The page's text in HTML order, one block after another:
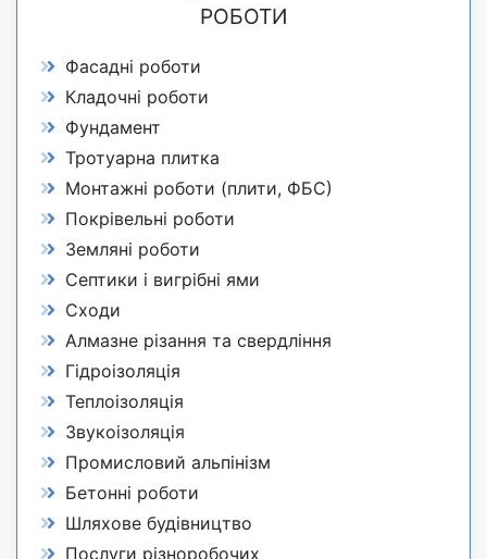
РОБОТИ
Фасадні роботи
Кладочні роботи
Фундамент
Тротуарна плитка
Монтажні роботи (плити, ФБС)
Покрівельні роботи
Земляні роботи
Септики і вигрібні ями
Сходи
Алмазне різання та свердління
Гідроізоляція
Теплоізоляція
Звукоізоляція
Промисловий альпінізм
Бетонні роботи
Шляхове будівництво
Послуги різноробочих